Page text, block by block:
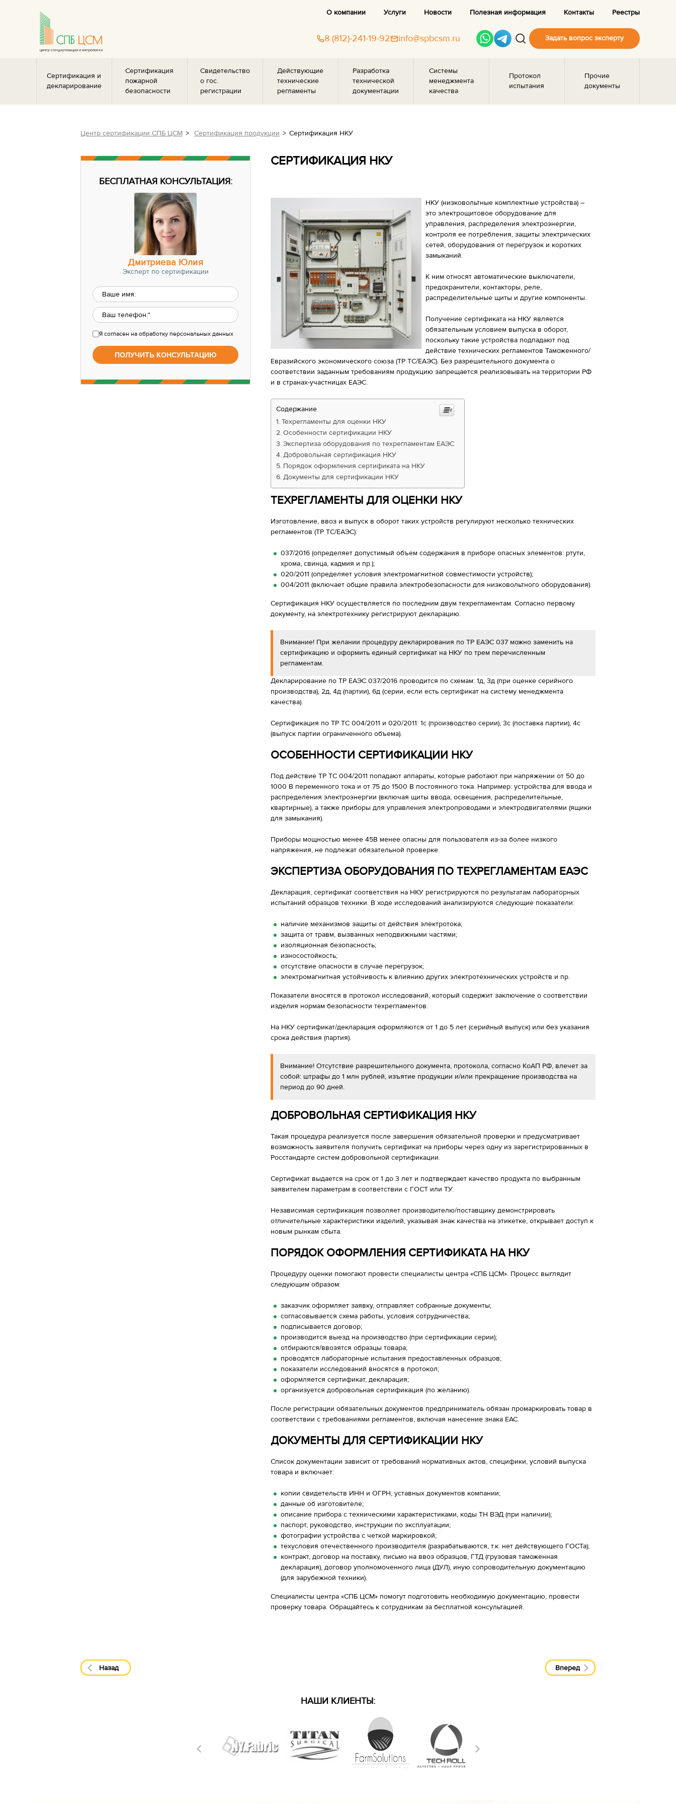
О компании Услуги Новости Полезная информация Контакты Реестры
8 (812)-241-19-92 info@spbcsm.ru Задать вопрос эксперту
Сертификация и
декларирование
Сертификация
пожарной
безопасности
Свидетельство
о гос.
регистрации
Действующие
технические
регламенты
Разработка
технической
документации
Системы
менеджмента
качества
Протокол
испытания
Прочие
документы
Центр сертификации СПБ ЦСМ Сертификация продукции Сертификация НКУ
БЕСПЛАТНАЯ КОНСУЛЬТАЦИЯ:
Дмитриева Юлия
Эксперт по сертификации
Я согласенна обработку персональных данных
СЕРТИФИКАЦИЯ НКУ
НКУ (низковольтные комплектные устройства) –
это электрощитовое оборудование для
управления, распределения электроэнергии,
контроля ее потребления, защиты электрических
сетей, оборудования от перегрузок и коротких
замыканий.
К ним относят автоматические выключатели,
предохранители, контакторы, реле,
распределительные щиты и другие компоненты.
Получение сертификата на НКУ является
обязательным условием выпуска в оборот,
поскольку такие устройства подпадают под
действие технических регламентов Таможенного/
Евразийского экономического союза (ТР ТС/ЕАЭС). Без разрешительного документа о
соответствии заданным требованиям продукцию запрещается реализовывать на территории РФ
и в странах-участницах ЕАЭС.
Содержание
Техрегламенты для оценки НКУ
Особенности сертификации НКУ
Экспертиза оборудования по техрегламентам ЕАЭС
Добровольная сертификация НКУ
Порядок оформления сертификата на НКУ
Документы для сертификации НКУ
ТЕХРЕГЛАМЕНТЫ ДЛЯ ОЦЕНКИ НКУ
Изготовление, ввоз и выпуск в оборот таких устройств регулируют несколько технических
регламентов (ТР ТС/ЕАЭС):
037/2016 (определяет допустимый объем содержания в приборе опасных элементов: ртути,
хрома, свинца, кадмия и пр.);
020/2011 (определяет условия электромагнитной совместимости устройств);
004/2011 (включает общие правила электробезопасности для низковольтного оборудования).
Сертификация НКУ осуществляется по последним двум техрегламентам. Согласно первому
документу, на электротехнику регистрируют декларацию.
Внимание! При желании процедуру декларирования по ТР ЕАЭС 037 можно заменить на
сертификацию и оформить единый сертификат на НКУ по трем перечисленным
регламентам.
Декларирование по ТР ЕАЭС 037/2016 проводится по схемам: 1д, 3д (при оценке серийного
производства), 2д, 4д (партии), 6д (серии, если есть сертификат на систему менеджмента
качества).
Сертификация по ТР ТС 004/2011 и 020/2011: 1с (производство серии), 3с (поставка партии), 4с
(выпуск партии ограниченного объема).
ОСОБЕННОСТИ СЕРТИФИКАЦИИ НКУ
Под действие ТР ТС 004/2011 попадают аппараты, которые работают при напряжении от 50 до
1000 В переменного тока и от 75 до 1500 В постоянного тока. Например: устройства для ввода и
распределения электроэнергии (включая щиты ввода, освещения, распределительные,
квартирные), а также приборы для управления электропроводами и электродвигателями (ящики
для замыкания).
Приборы мощностью менее 45В менее опасны для пользователя из-за более низкого
напряжения, не подлежат обязательной проверке.
ЭКСПЕРТИЗА ОБОРУДОВАНИЯ ПО ТЕХРЕГЛАМЕНТАМ ЕАЭС
Декларация, сертификат соответствия на НКУ регистрируются по результатам лабораторных
испытаний образцов техники. В ходе исследований анализируются следующие показатели:
наличие механизмов защиты от действия электротока;
защита от травм, вызванных неподвижными частями;
изоляционная безопасность;
износостойкость;
отсутствие опасности в случае перегрузок;
электромагнитная устойчивость к влиянию других электротехнических устройств и пр.
Показатели вносятся в протокол исследований, который содержит заключение о соответствии
изделия нормам безопасности техрегламентов.
На НКУ сертификат/декларация оформляются от 1 до 5 лет (серийный выпуск) или без указания
срока действия (партия).
Внимание! Отсутствие разрешительного документа, протокола, согласно КоАП РФ, влечет за
собой: штрафы до 1 млн рублей, изъятие продукции и/или прекращение производства на
период до 90 дней.
ДОБРОВОЛЬНАЯ СЕРТИФИКАЦИЯ НКУ
Такая процедура реализуется после завершения обязательной проверки и предусматривает
возможность заявителя получить сертификат на приборы через одну из зарегистрированных в
Росстандарте систем добровольной сертификации.
Сертификат выдается на срок от 1 до 3 лет и подтверждает качество продукта по выбранным
заявителем параметрам в соответствии с ГОСТ или ТУ.
Независимая сертификация позволяет производителю/поставщику демонстрировать
отличительные характеристики изделий, указывая знак качества на этикетке, открывает доступ к
новым рынкам сбыта.
ПОРЯДОК ОФОРМЛЕНИЯ СЕРТИФИКАТА НА НКУ
Процедуру оценки помогают провести специалисты центра «СПБ ЦСМ». Процесс выглядит
следующим образом:
заказчик оформляет заявку, отправляет собранные документы;
согласовывается схема работы, условия сотрудничества;
подписывается договор;
производится выезд на производство (при сертификации серии);
отбираются/ввозятся образцы товара;
проводятся лабораторные испытания предоставленных образцов;
показатели исследований вносятся в протокол;
оформляется сертификат, декларация;
организуется добровольная сертификация (по желанию).
После регистрации обязательных документов предприниматель обязан промаркировать товар в
соответствии с требованиями регламентов, включая нанесение знака ЕАС.
ДОКУМЕНТЫ ДЛЯ СЕРТИФИКАЦИИ НКУ
Список документации зависит от требований нормативных актов, специфики, условий выпуска
товара и включает:
копии свидетельств ИНН и ОГРН, уставных документов компании;
данные об изготовителе;
описание прибора с техническими характеристиками, коды ТН ВЭД (при наличии);
паспорт, руководство, инструкции по эксплуатации;
фотографии устройства с четкой маркировкой;
техусловия отечественного производителя (разрабатываются, т.к. нет действующего ГОСТа);
контракт, договор на поставку, письмо на ввоз образцов, ГТД (грузовая таможенная
декларация), договор уполномоченного лица (ДУЛ), иную сопроводительную документацию
(для зарубежной техники).
Специалисты центра «СПБ ЦСМ» помогут подготовить необходимую документацию, провести
проверку товара. Обращайтесь к сотрудникам за бесплатной консультацией.
Назад Вперед
НАШИ КЛИЕНТЫ: